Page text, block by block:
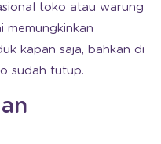
toko atau warung
memungkinkan
kapan saja, bahkan di
sudah tutup.